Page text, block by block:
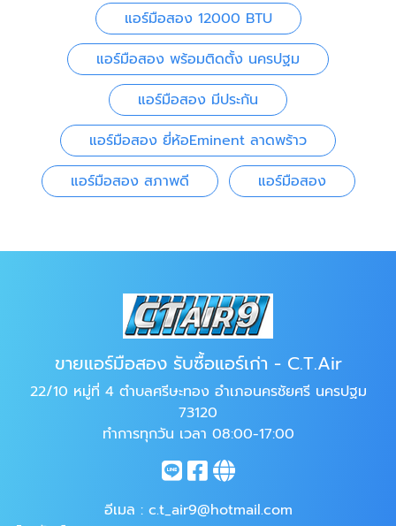
แอร์มือสอง 12000 BTU
แอร์มือสอง พร้อมติดตั้ง นครปฐม
แอร์มือสอง มีประกัน
แอร์มือสอง ยี่ห้อEminent ลาดพร้าว
แอร์มือสอง สภาพดี
แอร์มือสอง
ขายแอร์มือสอง รับซื้อแอร์เก่า - C.T.Air
22/10 หมู่ที่ 4 ตำบลศรีษะทอง อำเภอนครชัยศรี นครปฐม
73120
ทำการทุกวัน เวลา 08:00-17:00
อีเมล : c.t_air9@hotmail.com